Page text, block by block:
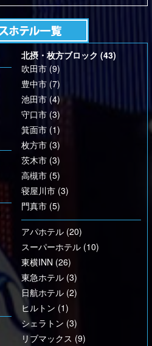
北摂・枚方ブロック (43)
吹田市 (9)
豊中市 (7)
池田市 (4)
守口市 (3)
箕面市 (1)
枚方市 (3)
茨木市 (3)
高槻市 (5)
寝屋川市 (3)
門真市 (5)
アパホテル (20)
スーパーホテル (10)
東横INN (26)
東急ホテル (3)
日航ホテル (2)
ヒルトン (1)
シェラトン (3)
リブマックス (9)